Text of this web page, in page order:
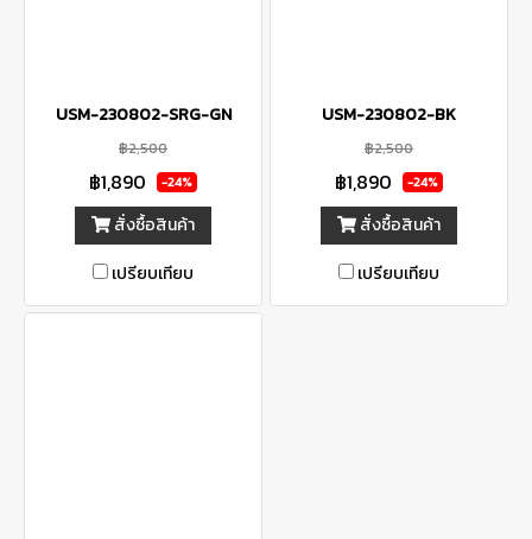
USM-230802-SRG-GN
฿2,500
฿1,890 -24%
สั่งซื้อสินค้า
เปรียบเทียบ
USM-230802-BK
฿2,500
฿1,890 -24%
สั่งซื้อสินค้า
เปรียบเทียบ